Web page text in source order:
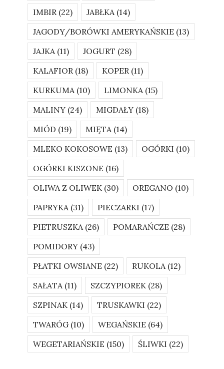
IMBIR (22) JABŁKA(14)
JAGODY/BORÓWKI AMERYKAŃSKIE (13)
JAJKA(11) JOGURT (28)
KALAFIOR (18) KOPER (11)
KURKUMA(10) LIMONKA(15)
MALINY (24) MIGDAŁY (18)
MIÓD (19) MIĘTA(14)
MLEKO KOKOSOWE (13) OGÓRKI (10)
OGÓRKI KISZONE (16)
OLIWA Z OLIWEK (30) OREGANO (10)
PAPRYKA(31) PIECZARKI (17)
PIETRUSZKA(26) POMARAŃCZE (28)
POMIDORY (43)
PŁATKI OWSIANE (22) RUKOLA(12)
SAŁATA(11) SZCZYPIOREK (28)
SZPINAK (14) TRUSKAWKI (22)
TWARÓG (10) WEGAŃSKIE (64)
WEGETARIAŃSKIE (150) ŚLIWKI (22)